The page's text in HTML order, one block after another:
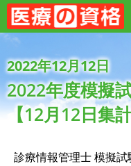
2022年12月12日
2022年度模擬
【12月12日集
診療情報管理士 模擬